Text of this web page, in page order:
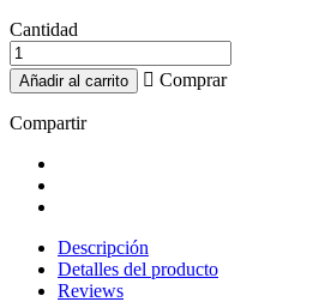
Cantidad
Añadir al carrito  Comprar
Compartir
Descripción
Detalles del producto
Reviews